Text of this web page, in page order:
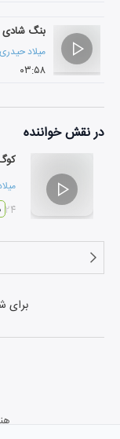
بنگ شادی
میلاد حیدری
۰۳:۵۸
در نقشخواننده
برای